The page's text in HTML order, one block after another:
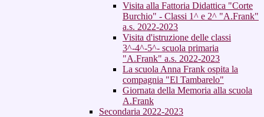
Visita alla Fattoria Didattica "Corte
Burchio" - Classi 1^ e 2^ "A.Frank"
a.s. 2022-2023
Visita d'istruzione delle classi
3^-4^-5^- scuola primaria
"A.Frank" a.s. 2022-2023
La scuola Anna Frank ospita la
compagnia "El Tambarelo"
Giornata della Memoria alla scuola
A.Frank
Secondaria 2022-2023